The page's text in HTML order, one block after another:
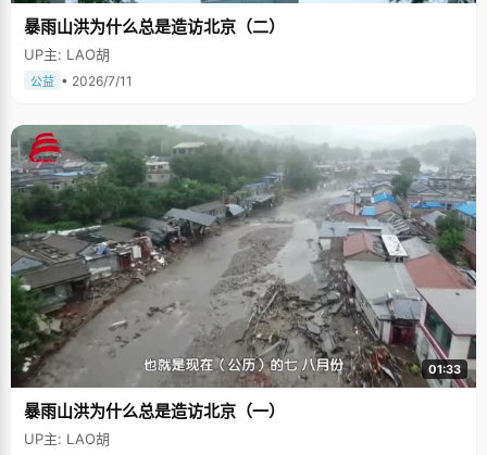
暴雨山洪为什么总是造访北京（二）
UP主: LAO胡
公益 • 2026/7/11
01:33
暴雨山洪为什么总是造访北京（一）
UP主: LAO胡